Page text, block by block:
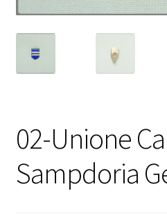
02-Unione
Sampdoria